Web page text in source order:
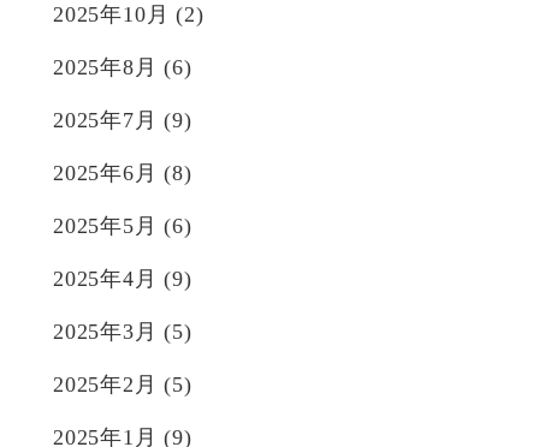
2025年10月 (2)
2025年8月 (6)
2025年7月 (9)
2025年6月 (8)
2025年5月 (6)
2025年4月 (9)
2025年3月 (5)
2025年2月 (5)
2025年1月 (9)